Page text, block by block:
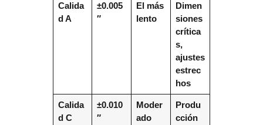
Calida
d A
±0.005
″
El más
lento
Dimen
siones
crítica
s,
ajustes
estrec
hos
Calida
d C
±0.010
″
Moder
ado
Produ
cción